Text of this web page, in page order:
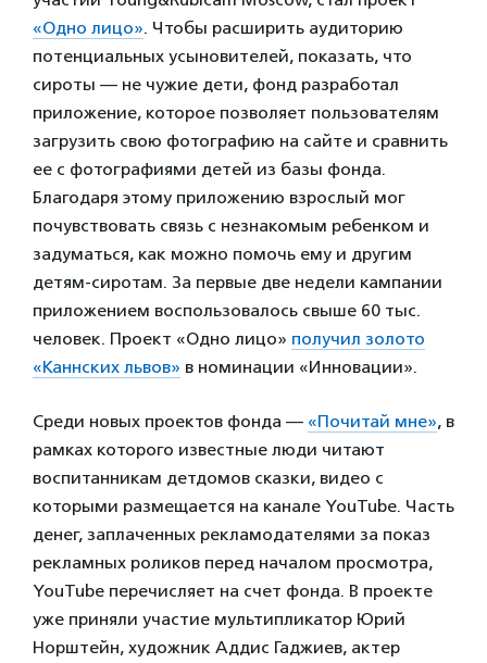
«Одно лицо». Чтобы расширить аудиторию
потенциальных усыновителей, показать, что
сироты — не чужие дети, фонд разработал
приложение, которое позволяет пользователям
загрузить свою фотографию на сайте и сравнить
ее с фотографиями детей из базы фонда.
Благодаря этому приложению взрослый мог
почувствовать связь с незнакомым ребенком и
задуматься, как можно помочь ему и другим
детям-сиротам. За первые две недели кампании
приложением воспользовалось свыше 60 тыс.
человек. Проект «Одно лицо» получил золото
«Каннских львов» в номинации «Инновации».
Среди новых проектов фонда — «Почитай мне», в
рамках которого известные люди читают
воспитанникам детдомов сказки, видео с
которыми размещается на канале YouTube. Часть
денег, заплаченных рекламодателями за показ
рекламных роликов перед началом просмотра,
YouTube перечисляет на счет фонда. В проекте
уже приняли участие мультипликатор Юрий
Норштейн, художник Аддис Гаджиев, актер